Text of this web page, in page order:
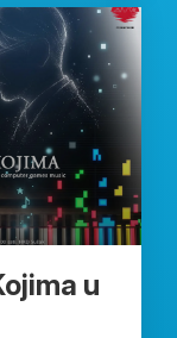
u